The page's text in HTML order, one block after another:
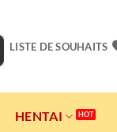
LISTE DE SOUHAITS
HENTAI